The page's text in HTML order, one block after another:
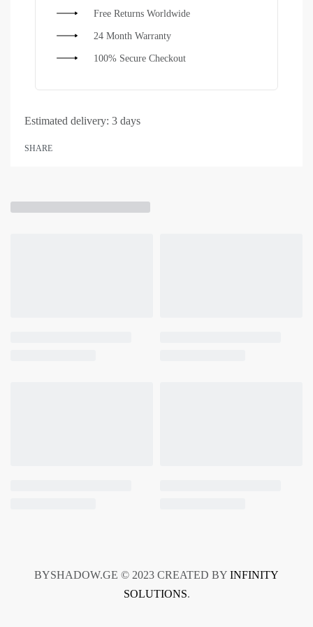
Free Returns Worldwide
24 Month Warranty
100% Secure Checkout
Estimated delivery: 3 days
SHARE
BYSHADOW.GE © 2023 CREATED BY INFINITY
SOLUTIONS.